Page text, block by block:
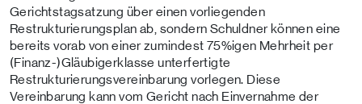
Gerichtstagsatzung über einen vorliegenden
Restrukturierungsplan ab, sondern Schuldner können eine
bereits vorab von einer zumindest 75%igen Mehrheit per
(Finanz-)Gläubigerklasse unterfertigte
Restrukturierungsvereinbarung vorlegen. Diese
Vereinbarung kann vom Gericht nach Einvernahme der